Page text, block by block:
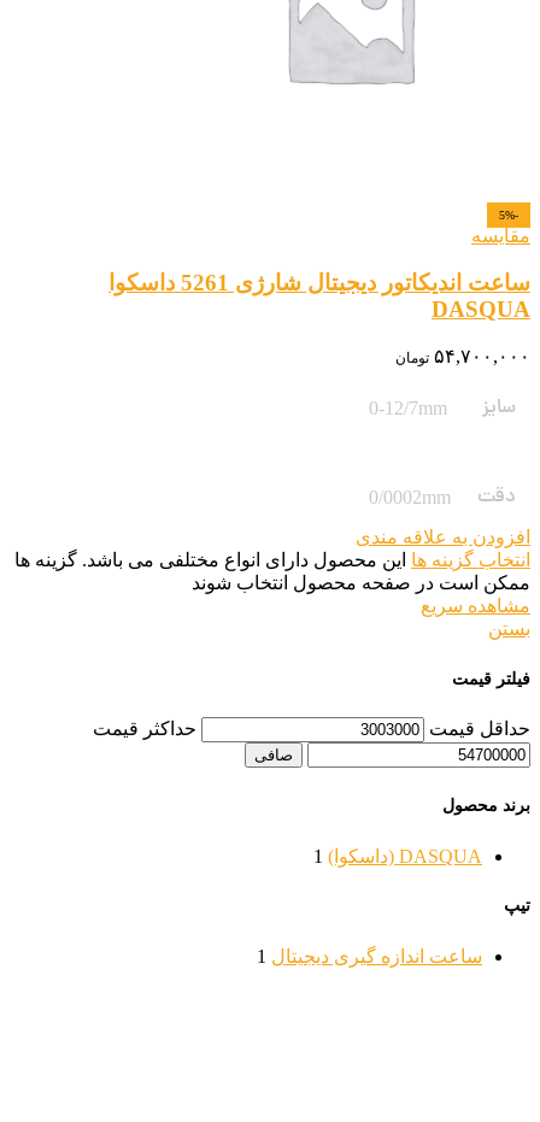
-5%
مقایسه
ساعت اندیکاتور دیجیتال شارژی 5261 داسکوا
DASQUA
۵۴,۷۰۰,۰۰۰ تومان
سایز 0-12/7mm
دقت
0/0002mm
افزودن به علاقه مندی
انتخاب گزینه ها این محصول دارای انواع مختلفی می باشد. گزینه ها
ممکن است در صفحه محصول انتخاب شوند
مشاهده سریع
بستن
فیلتر قیمت
حداقل قیمت حداكثر قيمت
صافی
برند محصول
DASQUA (داسکوا) 1
تیپ
ساعت اندازه گیری دیجیتال 1